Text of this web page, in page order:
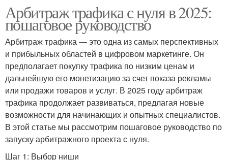
Арбитраж трафика с нуля в 2025:
пошаговое руководство
Арбитраж трафика — это одна из самых перспективных
и прибыльных областей в цифровом маркетинге. Он
предполагает покупку трафика по низким ценам и
дальнейшую его монетизацию за счет показа рекламы
или продажи товаров и услуг. В 2025 году арбитраж
трафика продолжает развиваться, предлагая новые
возможности для начинающих и опытных специалистов.
В этой статье мы рассмотрим пошаговое руководство по
запуску арбитражного проекта с нуля.
Шаг 1: Выбор ниши